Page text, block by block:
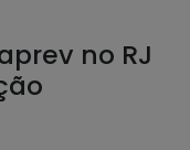
no RJ